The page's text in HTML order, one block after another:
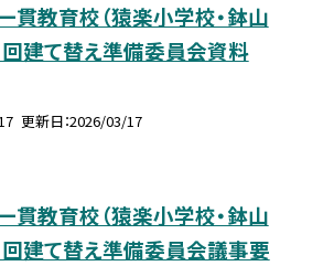
貫教育校（猿楽小学校・鉢山
回建て替え準備委員会資料
更新日 2026/03/17
貫教育校（猿楽小学校・鉢山
回建て替え準備委員会議事要